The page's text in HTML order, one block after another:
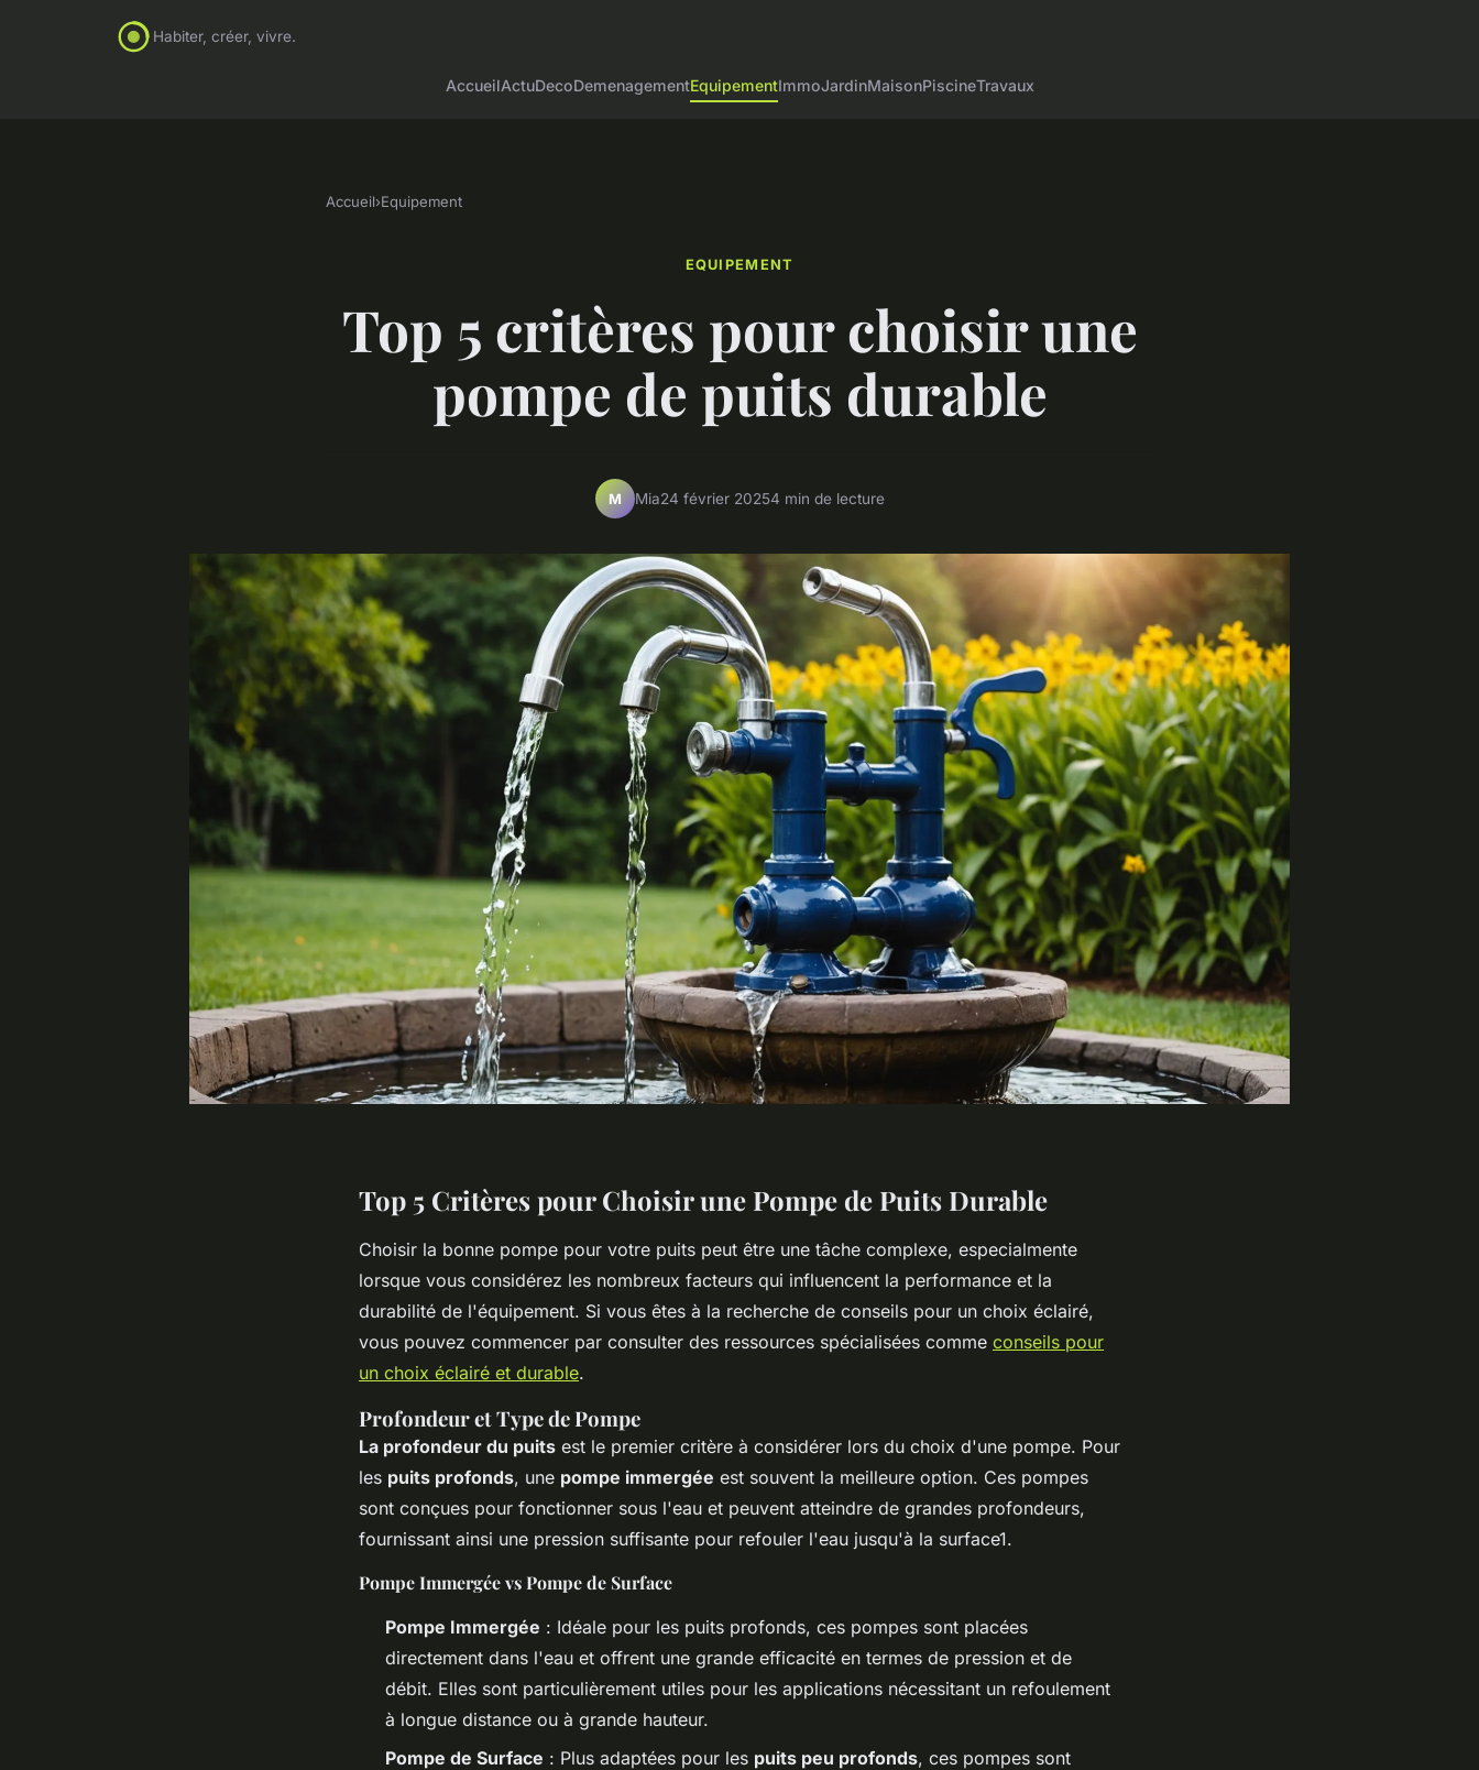
Habiter, créer, vivre.
AccueilActuDecoDemenagementEquipementImmoJardinMaisonPiscineTravaux
Accueil›Equipement
EQUIPEMENT
Top 5 critères pour choisir une
pompe de puits durable
M Mia24 février 20254 min de lecture
Top 5 Critères pour Choisir une Pompe de Puits Durable
Choisir la bonne pompe pour votre puits peut être une tâche complexe, especialmente
lorsque vous considérez les nombreux facteurs qui influencent la performance et la
durabilité de l'équipement. Si vous êtes à la recherche de conseils pour un choix éclairé,
vous pouvez commencer par consulter des ressources spécialisées comme conseils pour
un choix éclairé et durable.
Profondeur et Type de Pompe
La profondeur du puits est le premier critère à considérer lors du choix d'une pompe. Pour
les puits profonds, une pompe immergée est souvent la meilleure option. Ces pompes
sont conçues pour fonctionner sous l'eau et peuvent atteindre de grandes profondeurs,
fournissant ainsi une pression suffisante pour refouler l'eau jusqu'à la surface1.
Pompe Immergée vs Pompe de Surface
Pompe Immergée : Idéale pour les puits profonds, ces pompes sont placées
directement dans l'eau et offrent une grande efficacité en termes de pression et de
débit. Elles sont particulièrement utiles pour les applications nécessitant un refoulement
à longue distance ou à grande hauteur.
Pompe de Surface : Plus adaptées pour les puits peu profonds, ces pompes sont